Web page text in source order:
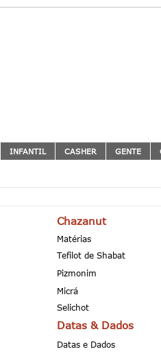
INFANTIL CASHER GENTE
Chazanut
Matérias
Tefilot de Shabat
Pizmonim
Micrá
Selichot
Datas & Dados
Datas e Dados